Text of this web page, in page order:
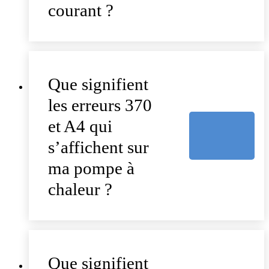
courant ?
Que signifient
les erreurs 370
et A4 qui
s’affichent sur
ma pompe à
chaleur ?
Que signifient